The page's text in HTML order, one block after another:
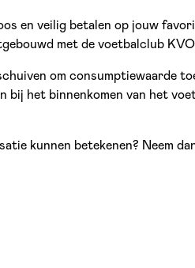
en veilig betalen op jouw
met de voetbalclub
om consumptiewaarde
het binnenkomen van het
kunnen betekenen? Neem